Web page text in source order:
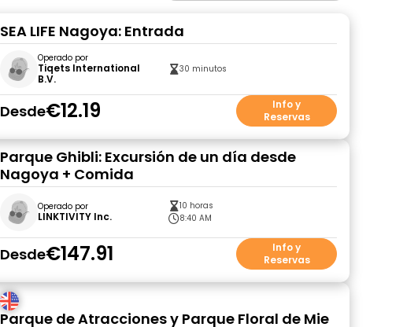
SEA LIFE Nagoya: Entrada
Operado por
Tiqets International
B.V.
30 minutos
Desde€12.19
Info y
Reservas
Parque Ghibli: Excursión de un día desde
Nagoya + Comida
Operado por
LINKTIVITY Inc.
10 horas
8:40 AM
Desde€147.91
Info y
Reservas
Parque de Atracciones y Parque Floral de Mie